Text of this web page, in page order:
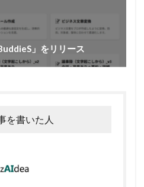
」をリリース
を書いた人